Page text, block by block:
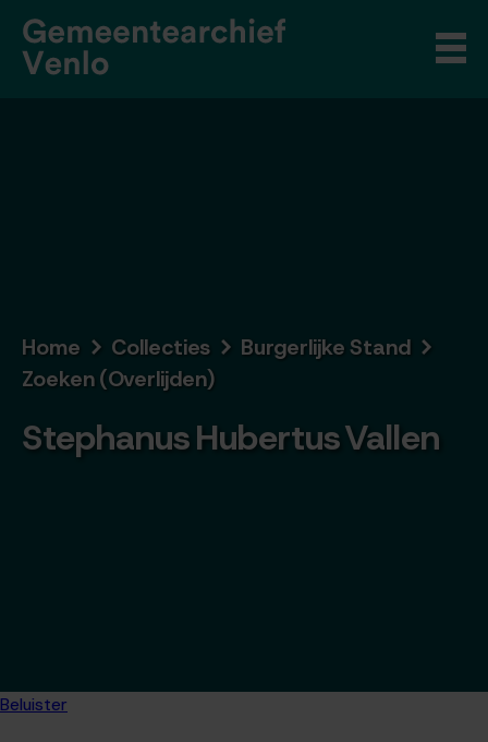
Beluister
Home Collecties
Burgerlijke Stand
Zoeken (Overlijden)
Stephanus Hubertus Vallen